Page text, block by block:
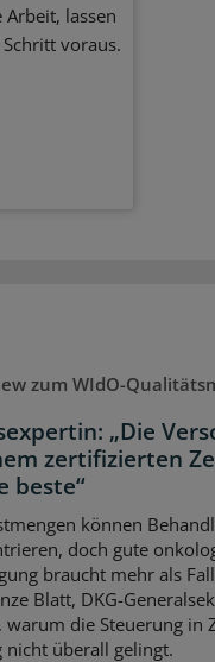
lassen
voraus.
zum WIdO-
„Die
zertifizierten
beste“
können
doch gute
braucht mehr als
Blatt, DKG-
warum die Steuerung in
nicht überall gelingt.